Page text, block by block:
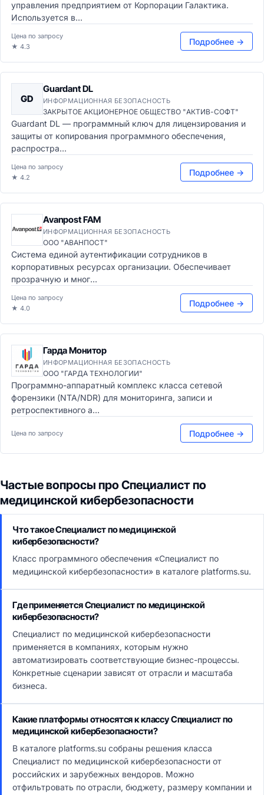
управления предприятием от Корпорации Галактика.
Используется в...
Цена по запросу
★ 4.3
Подробнее →
GD
Guardant DL
ИНФОРМАЦИОННАЯ БЕЗОПАСНОСТЬ
ЗАКРЫТОЕ АКЦИОНЕРНОЕ ОБЩЕСТВО "АКТИВ-СОФТ"
Guardant DL — программный ключ для лицензирования и
защиты от копирования программного обеспечения,
распростра...
Цена по запросу
★ 4.2
Подробнее →
Avanpost FAM
ИНФОРМАЦИОННАЯ БЕЗОПАСНОСТЬ
ООО "АВАНПОСТ"
Система единой аутентификации сотрудников в
корпоративных ресурсах организации. Обеспечивает
прозрачную и мног...
Цена по запросу
★ 4.0
Подробнее →
Гарда Монитор
ИНФОРМАЦИОННАЯ БЕЗОПАСНОСТЬ
ООО "ГАРДА ТЕХНОЛОГИИ"
Программно-аппаратный комплекс класса сетевой
форензики (NTA/NDR) для мониторинга, записи и
ретроспективного а...
Цена по запросу Подробнее →
Частые вопросы про Специалист по
медицинской кибербезопасности
Что такое Специалист по медицинской
кибербезопасности?
Класс программного обеспечения «Специалист по
медицинской кибербезопасности» в каталоге platforms.su.
Где применяется Специалист по медицинской
кибербезопасности?
Специалист по медицинской кибербезопасности
применяется в компаниях, которым нужно
автоматизировать соответствующие бизнес-процессы.
Конкретные сценарии зависят от отрасли и масштаба
бизнеса.
Какие платформы относятся к классу Специалист по
медицинской кибербезопасности?
В каталоге platforms.su собраны решения класса
Специалист по медицинской кибербезопасности от
российских и зарубежных вендоров. Можно
отфильтровать по отрасли, бюджету, размеру компании и